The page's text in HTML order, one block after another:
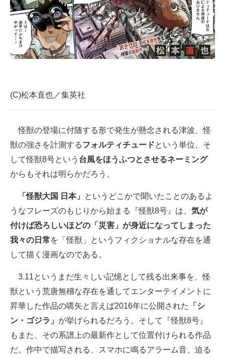
(C)松本直也／集英社
怪獣の登場に付随する形で発生が懸念される津波、怪
獣の強さを計測するフォルティチュードという単位、そ
して怪獣8号という 台風をほうふつとさせるネーミング
からもそれは明らかだろう。
「怪獣大国 日本」
というどこかで聞いたことのあるよ
うなフレーズのもじりから始まる『怪獣8号』は、 気が
付けば恐ろしいほどの「災害」が身近になってしまった
我々の日常を「怪獣」というフィクショナルな存在を通
して描く漫画なのである。
3.11というまだ生々しい記憶として残る出来事を、怪
獣という荒唐無稽な存在を通してエンターテイメントに
昇華した作品の嚆矢と言えば2016年に公開された
「シ
ン・ゴジラ」 が挙げられるだろう。そして『怪獣8号』
もまた、その系譜上の最新作として位置付けられる作品
だ。作中で描写される、スマホに鳴るアラーム音、迫る